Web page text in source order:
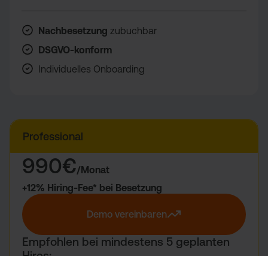
Nachbesetzung zubuchbar
DSGVO-konform
Individuelles Onboarding
Professional
990€/Monat
1.100€/Monat
+12% Hiring-Fee* bei Besetzung
Demo vereinbaren
Empfohlen bei mindestens 5 geplanten